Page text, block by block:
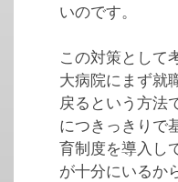
いのです。
この対策として
大病院にまず就
戻るという方法
につきっきりで
育制度を導入し
が十分にいるか